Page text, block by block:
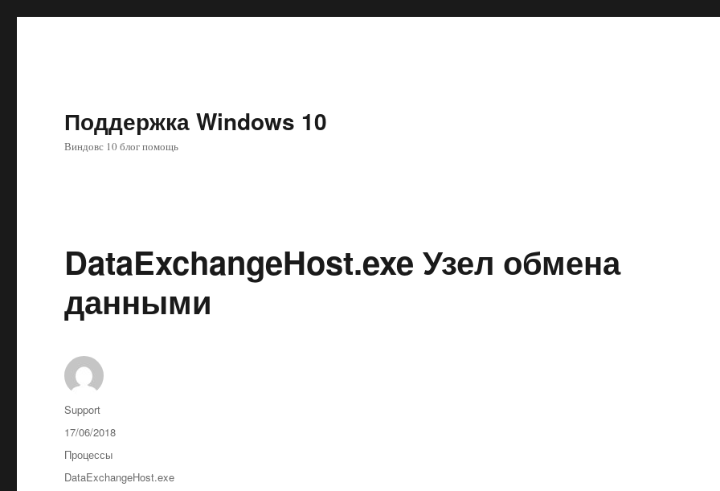
Поддержка Windows 10
Виндовс 10 блог помощь
DataExchangeHost.exe Узел обмена
данными
Автор
Support
Опубликовано
17/06/2018
Рубрики
Процессы
Метки
DataExchangeHost.exe